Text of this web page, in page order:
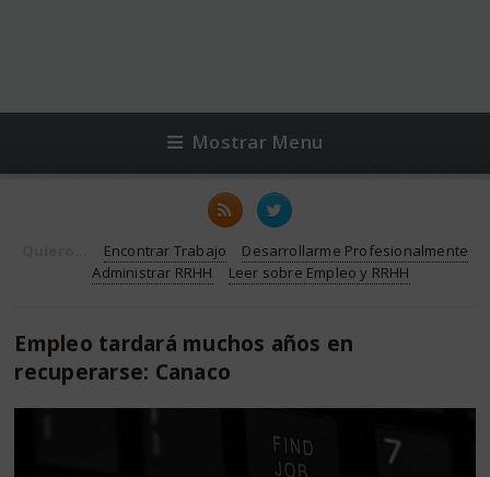
Mostrar Menu
Encontrar Trabajo
Desarrollarme Profesionalmente
Administrar RRHH
Leer sobre Empleo y RRHH
Empleo tardará muchos años en
recuperarse: Canaco